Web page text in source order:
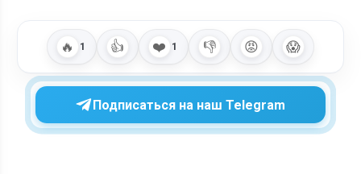
🔥 1 👍 ❤️ 1 👎 😡 😱
Подписаться на наш Telegram